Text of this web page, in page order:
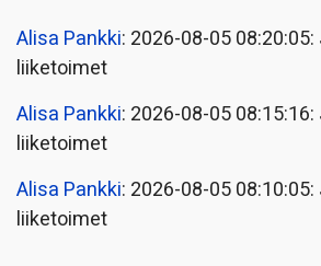
Alisa Pankki: 2026-08-05
liiketoimet
Alisa Pankki: 2026-08-05
liiketoimet
Alisa Pankki: 2026-08-05
liiketoimet